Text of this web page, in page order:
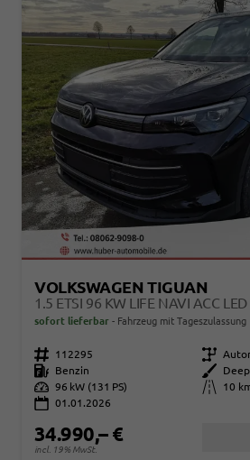
VOLKSWAGEN TIGUAN
1.5 ETSI 96 KW LIFE NAVI ACC
sofort lieferbar Fahrzeug mit Tageszulassung
Fahrzeugnr. 112295 Getriebe
Kraftstoff
Benzin Außenfarbe
Leistung 96 kW (131 PS) Kilometerstand
10
01.01.2026
34.990,– €
incl. 19% MwSt.